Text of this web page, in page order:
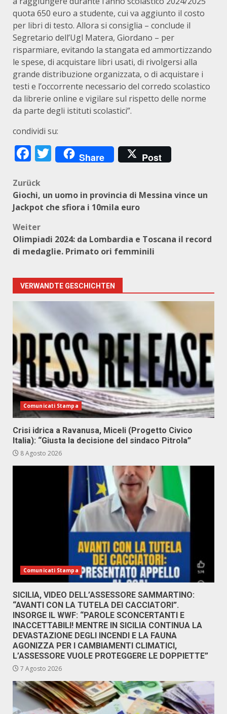
quota 650 euro a studente, cui va aggiunto il costo
per libri di testo. Allora si consiglia – conclude il
Segretario dell’Ugl Matera, Giordano – per
risparmiare, evitando la stangata ed ammortizzando
le spese, di acquistare libri usati, di rivolgersi alla
grande distribuzione organizzata, o di acquistare i
testi e l’occorrente necessario del corredo scolastico
da librerie online e vigilare sul rispetto delle norme
da parte degli istituti scolastici”.
condividi su:
Facebook
Twitter
Share Post
Beitragsnavigation
Zurück
Giochi, un uomo in provincia di Messina vince un
Jackpot che sfiora i 10mila euro
Weiter
Olimpiadi 2024: da Lombardia e Toscana il record
di medaglie. Primato ori femminili
VERWANDTE GESCHICHTEN
Comunicati Stampa
Crisi idrica a Ravanusa, Miceli (Progetto Civico
Italia): “Giusta la decisione del sindaco Pitrola”
8 Agosto 2026
Comunicati Stampa
SICILIA, VIDEO DELL’ASSESSORE SAMMARTINO:
“AVANTI CON LA TUTELA DEI CACCIATORI”.
INSORGE IL WWF: “PAROLE SCONCERTANTI E
INACCETTABILI! MENTRE IN SICILIA CONTINUA LA
DEVASTAZIONE DEGLI INCENDI E LA FAUNA
AGONIZZA PER I CAMBIAMENTI CLIMATICI,
L’ASSESSORE VUOLE PROTEGGERE LE DOPPIETTE”
7 Agosto 2026